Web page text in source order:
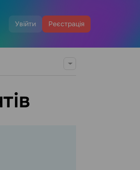
Увійти Реєстрація